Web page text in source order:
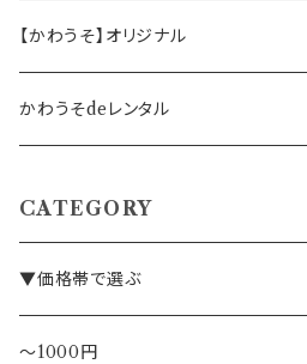
事務職の方向け
【かわうそ】オリジナル
デザイナー
かわうそdeレンタル
CATEGORY
▼価格帯で選ぶ
～1000円